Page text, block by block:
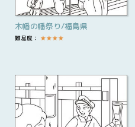
木幡の幡祭り/福島県
難易度： ★★★★